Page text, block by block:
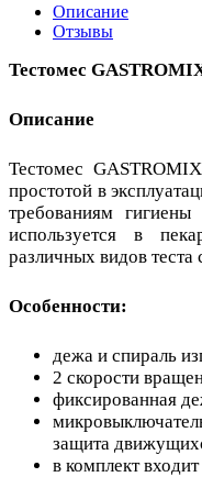
Описание
Отзывы
Тестомес
Описание
Тестомес
простотой в
требованиям
используется в
различных видов
Особенности:
дежа и спираль
2 скорости
фиксированная
защита
в комплект